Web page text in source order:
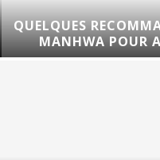
QUELQUES
MANHWA POUR